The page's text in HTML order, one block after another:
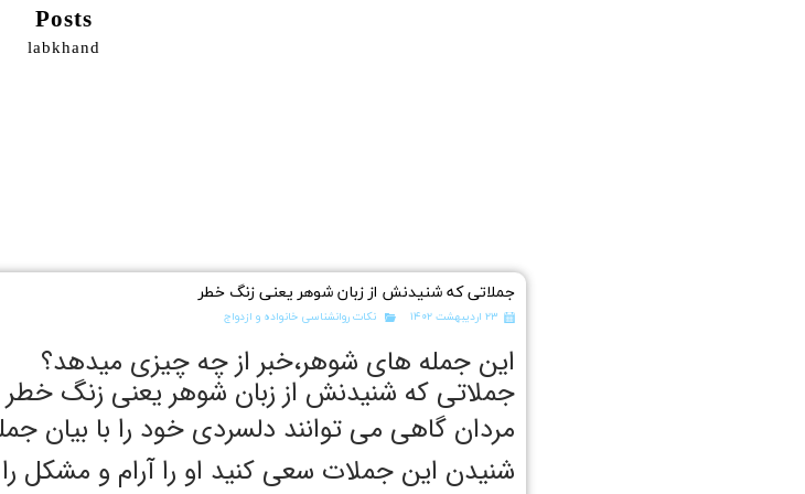
Posts
labkhand
جملاتی که شنیدنش از زبان شوهر یعنی زنگ خطر
۲۳ اردیبهشت ۱۴۰۲ نکات روانشناسی خانواده و ازدواج
این جمله های شوهر،خبر از چه چیزی میدهد؟
جملاتی که شنیدنش از زبان شوهر یعنی زنگ خطر
مردان گاهی می توانند دلسردی خود را با بیان
شنیدن این جملات سعی کنید او را آرام و مشکل